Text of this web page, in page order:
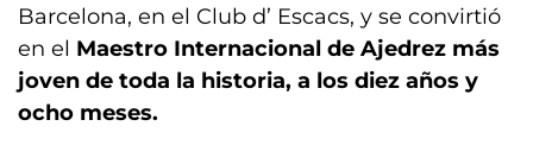
Barcelona, en el Club d’ Escacs, y se convirtió
en el Maestro Internacional de Ajedrez más
joven de toda la historia, a los diez años y
ocho meses.